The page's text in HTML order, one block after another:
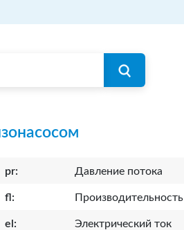
pr: Давление потока
fl: Производительность
el: Электрический ток